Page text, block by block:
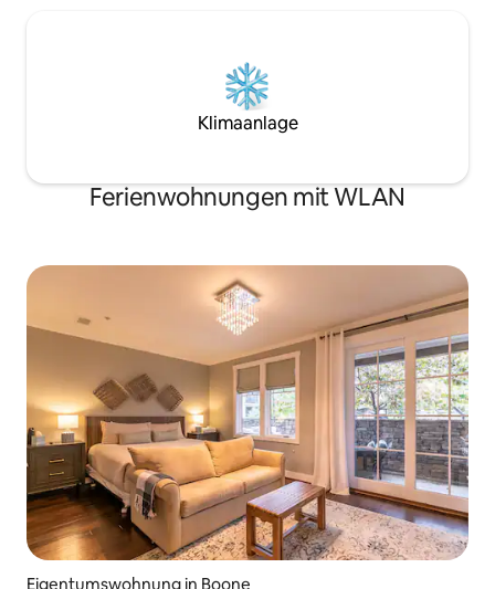
Klimaanlage
Ferienwohnungen mit WLAN
Eigentumswohnung in Boone